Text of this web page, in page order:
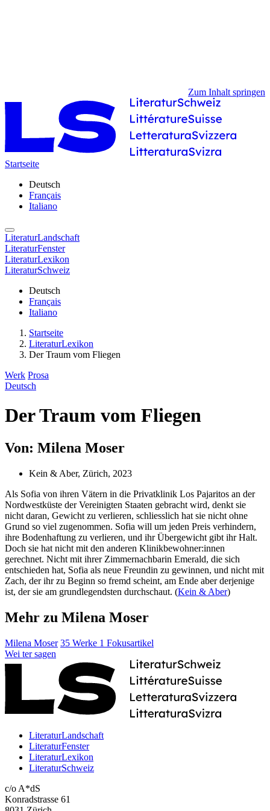
Zum Inhalt springen
Startseite
Deutsch
Français
Italiano
LiteraturLandschaft
LiteraturFenster
LiteraturLexikon
LiteraturSchweiz
Deutsch
Français
Italiano
Startseite
LiteraturLexikon
Der Traum vom Fliegen
Werk Prosa
Deutsch
Der Traum vom Fliegen
Von: Milena Moser
Kein & Aber, Zürich, 2023
Als Sofia von ihren Vätern in die Privatklinik Los Pajaritos an der
Nordwestküste der Vereinigten Staaten gebracht wird, denkt sie
nicht daran, Gewicht zu verlieren, schliesslich hat sie nicht ohne
Grund so viel zugenommen. Sofia will um jeden Preis verhindern,
ihre Bodenhaftung zu verlieren, und ihr Übergewicht gibt ihr Halt.
Doch sie hat nicht mit den anderen Klinikbewohner:innen
gerechnet. Nicht mit ihrer Zimmernachbarin Emerald, die sich
entschieden hat, Sofia als neue Freundin zu gewinnen, und nicht mit
Zach, der ihr zu Beginn so fremd scheint, am Ende aber derjenige
ist, der sie am grundlegendsten durchschaut. (Kein & Aber)
Mehr zu Milena Moser
Milena Moser 35 Werke 1 Fokusartikel
Wei ter sagen
LiteraturLandschaft
LiteraturFenster
LiteraturLexikon
LiteraturSchweiz
c/o A*dS
Konradstrasse 61